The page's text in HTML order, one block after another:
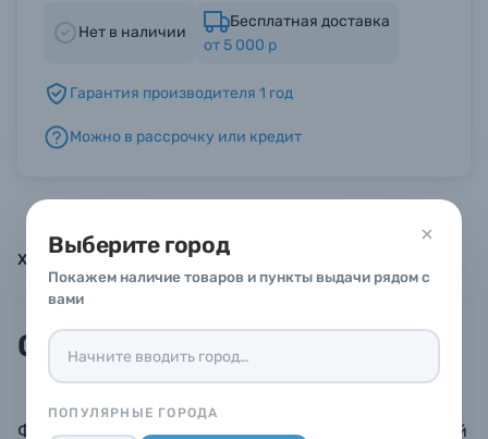
Выберите город
Покажем наличие товаров и пункты выдачи рядом с
вами
ПОПУЛЯРНЫЕ ГОРОДА
Уценённые товары
Нет в наличии
Бесплатная доставка
от 5 000 р
Гарантия производителя 1 год
Можно в рассрочку или кредит
Характеристики Инструкции
Описание
Фокусируемый точечный (спот) осветитель с линзой